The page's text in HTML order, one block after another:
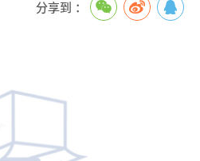
分享到 ：